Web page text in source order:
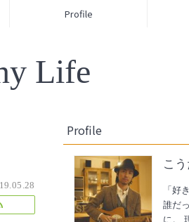
Profile
Life
Profile
こう
「好
誰だ
に。